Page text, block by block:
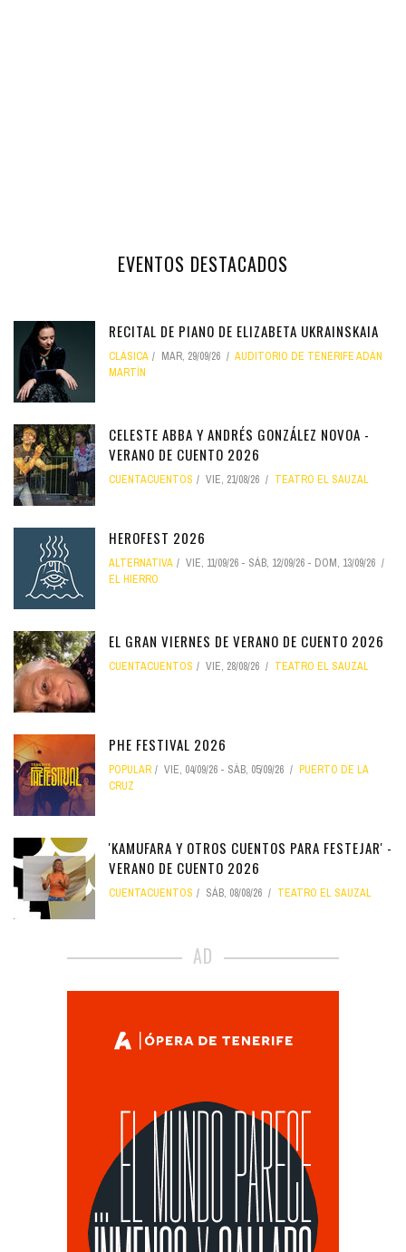
EVENTOS DESTACADOS
RECITAL DE PIANO DE ELIZABETA UKRAINSKAIA
CLÁSICA MAR, 29/09/26
AUDITORIO DE TENERIFE ADÁN
MARTÍN
CELESTE ABBA Y ANDRÉS GONZÁLEZ NOVOA -
VERANO DE CUENTO 2026
CUENTACUENTOS VIE, 21/08/26 TEATRO EL SAUZAL
HEROFEST 2026
ALTERNATIVA VIE, 11/09/26 - SÁB, 12/09/26 - DOM, 13/09/26
EL HIERRO
EL GRAN VIERNES DE VERANO DE CUENTO 2026
CUENTACUENTOS VIE, 28/08/26 TEATRO EL SAUZAL
PHE FESTIVAL 2026
POPULAR VIE, 04/09/26 - SÁB, 05/09/26
PUERTO DE LA
CRUZ
'KAMUFARA Y OTROS CUENTOS PARA FESTEJAR' -
VERANO DE CUENTO 2026
CUENTACUENTOS SÁB, 08/08/26 TEATRO EL SAUZAL
AD